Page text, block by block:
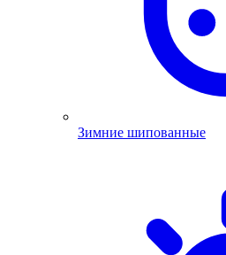
Зимние шипованные